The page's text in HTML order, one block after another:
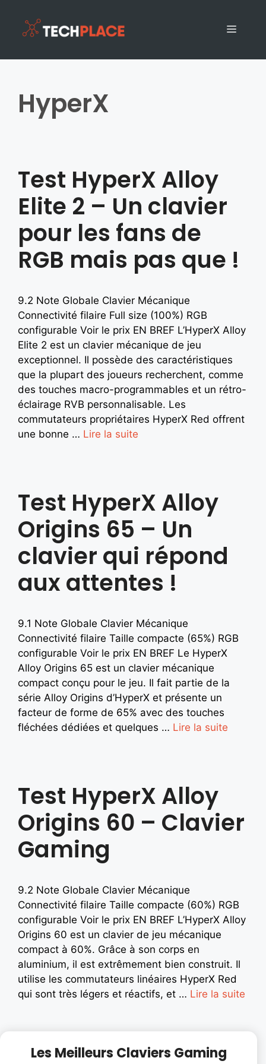
HyperX
Test HyperX Alloy
Elite 2 – Un clavier
pour les fans de
RGB mais pas que !
9.2 Note Globale Clavier Mécanique
Connectivité filaire Full size (100%) RGB
configurable Voir le prix EN BREF L’HyperX Alloy
Elite 2 est un clavier mécanique de jeu
exceptionnel. Il possède des caractéristiques
que la plupart des joueurs recherchent, comme
des touches macro-programmables et un rétro-
éclairage RVB personnalisable. Les
commutateurs propriétaires HyperX Red offrent
une bonne … Lire la suite
Test HyperX Alloy
Origins 65 – Un
clavier qui répond
aux attentes !
9.1 Note Globale Clavier Mécanique
Connectivité filaire Taille compacte (65%) RGB
configurable Voir le prix EN BREF Le HyperX
Alloy Origins 65 est un clavier mécanique
compact conçu pour le jeu. Il fait partie de la
série Alloy Origins d’HyperX et présente un
facteur de forme de 65% avec des touches
fléchées dédiées et quelques … Lire la suite
Test HyperX Alloy
Origins 60 – Clavier
Gaming
9.2 Note Globale Clavier Mécanique
Connectivité filaire Taille compacte (60%) RGB
configurable Voir le prix EN BREF L’HyperX Alloy
Origins 60 est un clavier de jeu mécanique
compact à 60%. Grâce à son corps en
aluminium, il est extrêmement bien construit. Il
utilise les commutateurs linéaires HyperX Red
qui sont très légers et réactifs, et … Lire la suite
Les Meilleurs Claviers Gaming